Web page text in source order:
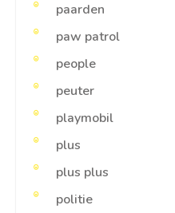
paarden
paw patrol
people
peuter
playmobil
plus
plus plus
politie